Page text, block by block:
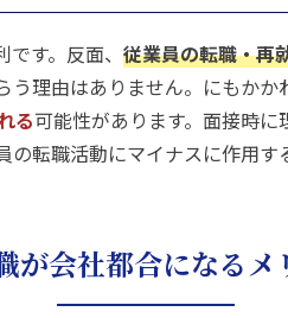
す。反面、 従業員の転職・再
理由はありません。にもかか
る可能性があります。面接時に
転職活動にマイナスに作用す
が会社都合になるメ